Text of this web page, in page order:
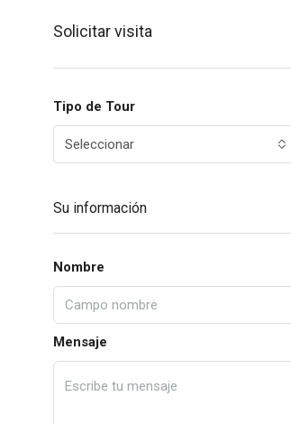
Solicitar visita
Tipo de Tour
Seleccionar
Su información
Nombre
Mensaje